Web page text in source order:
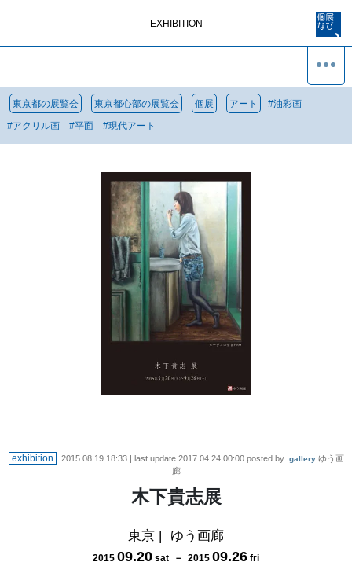
EXHIBITION
東京都の展覧会 東京都心部の展覧会 個展 アート #油彩画
#アクリル画 #平面 #現代アート
exhibition 2015.08.19 18:33| last update 2017.04.24 00:00posted by gallery ゆう画
廊
木下貴志展
東京 | ゆう画廊
2015 09.20 sat － 2015 09.26 fri